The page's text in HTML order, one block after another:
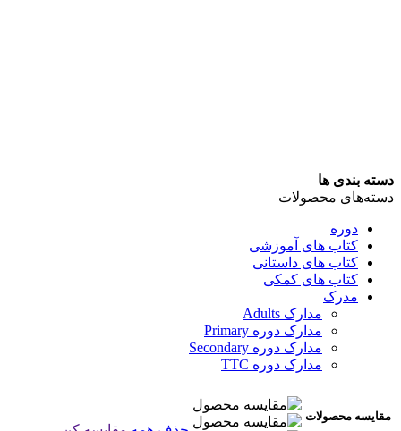
دسته بندی ها
دسته‌های محصولات
دوره
کتاب های آموزشی
کتاب های داستانی
کتاب های کمکی
مدرک
مدارک Adults
مدارک دوره Primary
مدارک دوره Secondary
مدارک دوره TTC
مقایسه محصولات